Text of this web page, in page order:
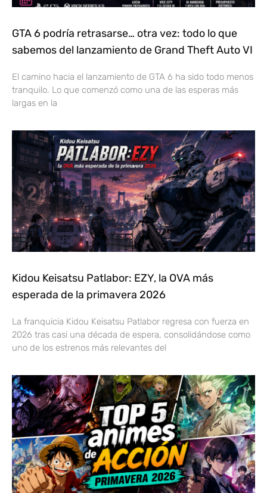
GTA 6 podría retrasarse… otra vez: todo lo que
sabemos del lanzamiento de Grand Theft Auto VI
El camino hacia el lanzamiento de GTA 6 ha sido todo menos
tranquilo. Lo que comenzó como una de las esperas más
largas en la
Kidou Keisatsu Patlabor: EZY, la OVA más
esperada de la primavera 2026
La franquicia Kidou Keisatsu Patlabor regresa con fuerza en
2026 tras casi una década de espera, consolidándose como
uno de los estrenos más relevantes del